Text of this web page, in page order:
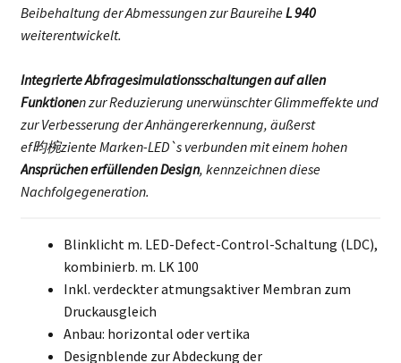
Beibehaltung der Abmessungen zur BaureiheL 940
weiterentwickelt.
Integrierte Abfragesimulationsschaltungen auf allen
Funktionen zur Reduzierung unerwünschter Glimmeffekte und
zur Verbesserung der Anhängererkennung, äußerst
ef昀椀ziente Marken-LED`s verbunden mit einem hohen
Ansprüchen erfüllenden Design, kennzeichnen diese
Nachfolgegeneration.
Blinklicht m. LED-Defect-Control-Schaltung (LDC),
kombinierb. m. LK 100
Inkl. verdeckter atmungsaktiver Membran zum
Druckausgleich
Anbau: horizontal oder vertika
Designblende zur Abdeckung der